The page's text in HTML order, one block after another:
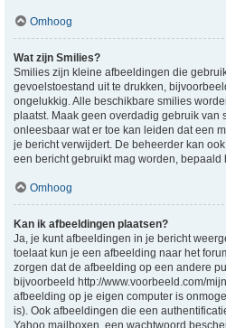
Omhoog
Wat zijn Smilies?
Smilies zijn kleine afbeeldingen die
gevoelstoestand uit te drukken,
ongelukkig. Alle beschikbare smilies
plaatst. Maak geen overdadig gebruik van
onleesbaar wat er toe kan leiden dat een
je bericht verwijdert. De beheerder kan
een bericht gebruikt mag worden, bepaald
Omhoog
Kan ik afbeeldingen plaatsen?
Ja, je kunt afbeeldingen in je bericht
toelaat kun je een afbeelding naar het
zorgen dat de afbeelding op een andere
bijvoorbeeld http://www.voorbeeld.com/
afbeelding op je eigen computer is
is). Ook afbeeldingen die een
Yahoo mailboxen, een wachtwoord